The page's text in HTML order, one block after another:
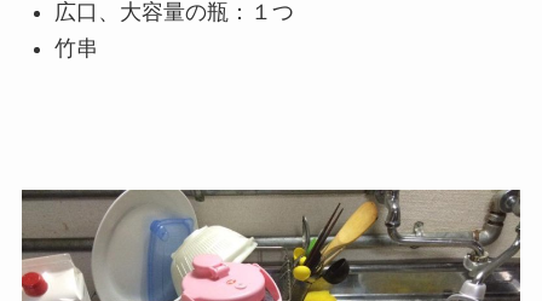
広口、大容量の瓶：１つ
竹串